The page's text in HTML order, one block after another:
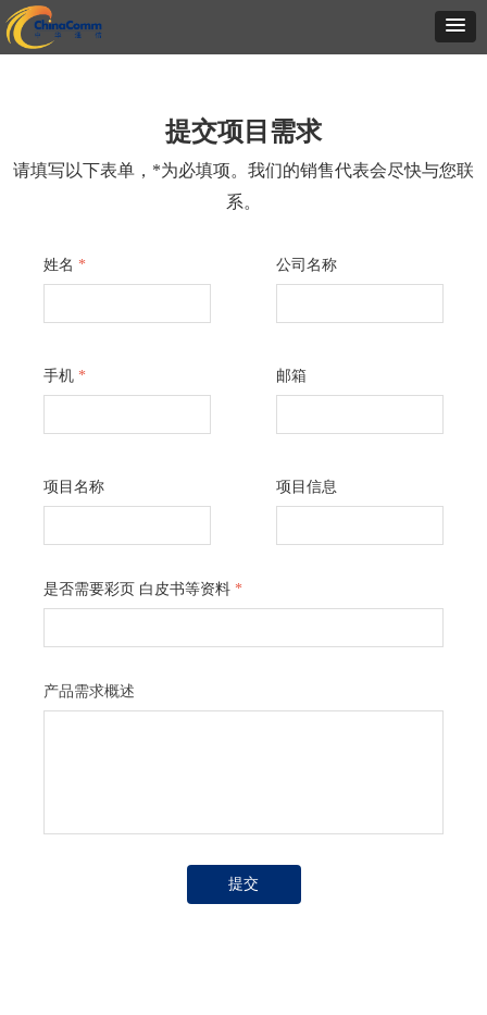
提交项目需求
请填写以下表单，*为必填项。我们的销售代表会尽快与您联
系。
姓名 * 公司名称
手机 * 邮箱
项目名称 项目信息
是否需要彩页 白皮书等资料 *
产品需求概述
提交